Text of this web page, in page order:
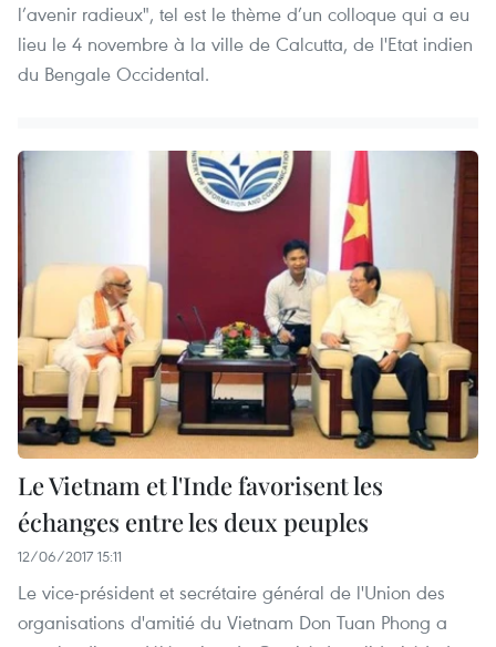
l’avenir radieux", tel est le thème d’un colloque qui a eu
lieu le 4 novembre à la ville de Calcutta, de l'Etat indien
du Bengale Occidental.
Le Vietnam et l'Inde favorisent les
échanges entre les deux peuples
12/06/2017 15:11
Le vice-président et secrétaire général de l'Union des
organisations d'amitié du Vietnam Don Tuan Phong a